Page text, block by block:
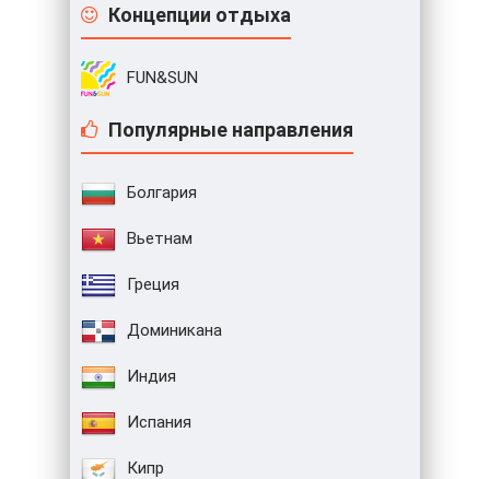
Концепции отдыха
FUN&SUN
Популярные направления
Болгария
Вьетнам
Греция
Доминикана
Индия
Испания
Кипр